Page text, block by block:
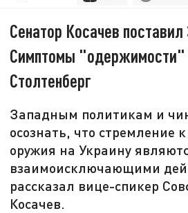
Сенатор Косачев
Симптомы "одержимости"
Столтенберг
Западным политикам и
осознать, что стремление
оружия на Украину
взаимоисключающими
рассказал вице-спикер
Косачев.